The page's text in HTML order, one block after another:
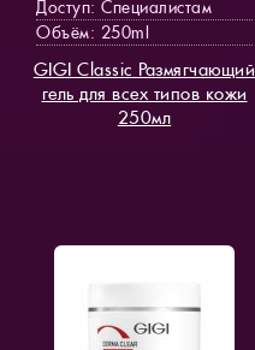
Доступ: Специалистам
Объём: 250ml
GIGI Classic Размягчающий
гель для всех типов кожи
250мл